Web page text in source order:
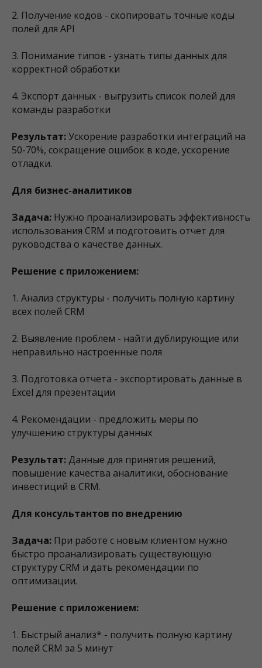
2. Получение кодов - скопировать точные коды
полей для API
3. Понимание типов - узнать типы данных для
корректной обработки
4. Экспорт данных - выгрузить список полей для
команды разработки
Результат:Ускорение разработки интеграций на
50-70%, сокращение ошибок в коде, ускорение
отладки.
Для бизнес-аналитиков
Задача: Нужно проанализировать эффективность
использования CRM и подготовить отчет для
руководства о качестве данных.
Решение с приложением:
1. Анализ структуры - получить полную картину
всех полей CRM
2. Выявление проблем - найти дублирующие или
неправильно настроенные поля
3. Подготовка отчета - экспортировать данные в
Excel для презентации
4. Рекомендации - предложить меры по
улучшению структуры данных
Результат:Данные для принятия решений,
повышение качества аналитики, обоснование
инвестиций в CRM.
Для консультантов по внедрению
Задача: При работе с новым клиентом нужно
быстро проанализировать существующую
структуру CRM и дать рекомендации по
оптимизации.
Решение с приложением:
1. Быстрый анализ* - получить полную картину
полей CRM за 5 минут